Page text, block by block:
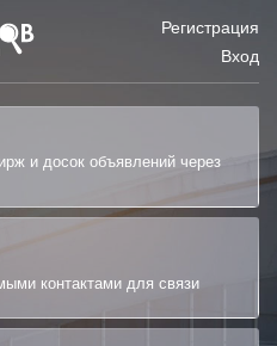
Регистрация
Вход
и досок объявлений через
контактами для связи